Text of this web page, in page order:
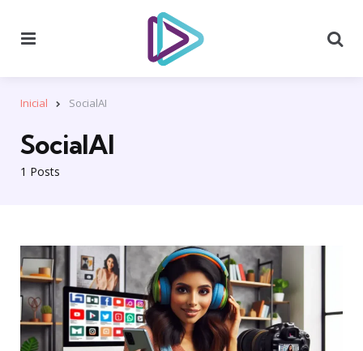
Inicial SocialAI
1 Posts
SocialAI